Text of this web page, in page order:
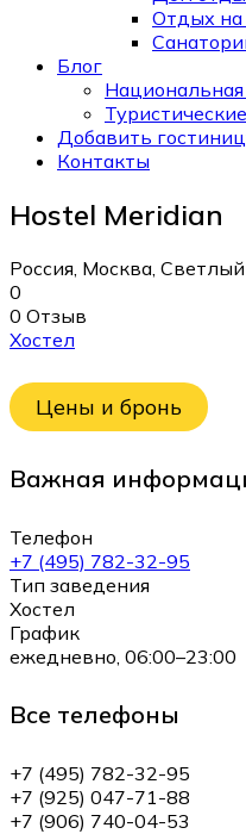
Отдых
Блог
Национальная
Добавить
Контакты
Hostel Meridian
Россия, Москва,
0
0 Отзыв
Хостел
Цены и бронь
Важная
Телефон
+7 (495) 782-32-95
Тип заведения
Хостел
График
ежедневно, 06:00–23:00
Все телефоны
+7 (495) 782-32-95
+7 (925) 047-71-88
+7 (906) 740-04-53